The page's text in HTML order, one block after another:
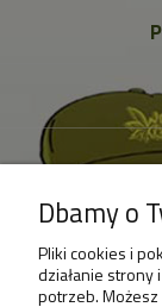
Dbamy o
Pliki cookies i
działanie strony
potrzeb.